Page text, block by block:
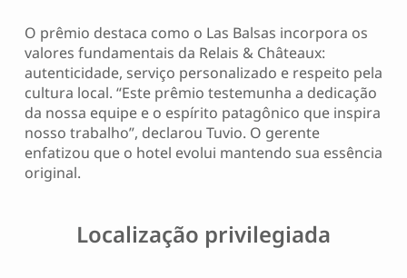
O prêmio destaca como o Las Balsas incorpora os
valores fundamentais da Relais & Châteaux:
autenticidade, serviço personalizado e respeito pela
cultura local. “Este prêmio testemunha a dedicação
da nossa equipe e o espírito patagônico que inspira
nosso trabalho”, declarou Tuvio. O gerente
enfatizou que o hotel evolui mantendo sua essência
original.
Localização privilegiada